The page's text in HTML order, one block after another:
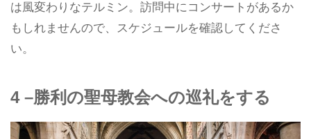
は風変わりなテルミン。訪問中にコンサートがあるか
もしれませんので、スケジュールを確認してくださ
い。
4 –勝利の聖母教会への巡礼をする